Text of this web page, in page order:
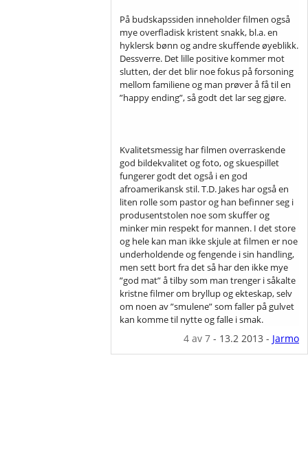
På budskapssiden inneholder filmen også
mye overfladisk kristent snakk, bl.a. en
hyklersk bønn og andre skuffende øyeblikk.
Dessverre. Det lille positive kommer mot
slutten, der det blir noe fokus på forsoning
mellom familiene og man prøver å få til en
”happy ending”, så godt det lar seg gjøre.
Kvalitetsmessig har filmen overraskende
god bildekvalitet og foto, og skuespillet
fungerer godt det også i en god
afroamerikansk stil. T.D. Jakes har også en
liten rolle som pastor og han befinner seg i
produsentstolen noe som skuffer og
minker min respekt for mannen. I det store
og hele kan man ikke skjule at filmen er noe
underholdende og fengende i sin handling,
men sett bort fra det så har den ikke mye
”god mat” å tilby som man trenger i såkalte
kristne filmer om bryllup og ekteskap, selv
om noen av ”smulene” som faller på gulvet
kan komme til nytte og falle i smak.
4av 7- 13.2 2013 - Jarmo